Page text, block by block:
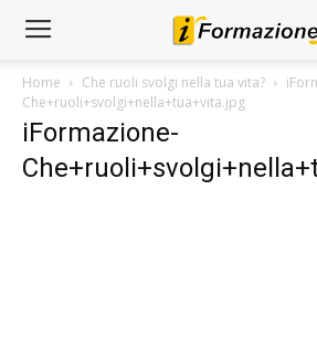
Home Che ruoli svolgi nella tua vita?
Che+ruoli+svolgi+nella+tua+vita.jpg
iFormazione-